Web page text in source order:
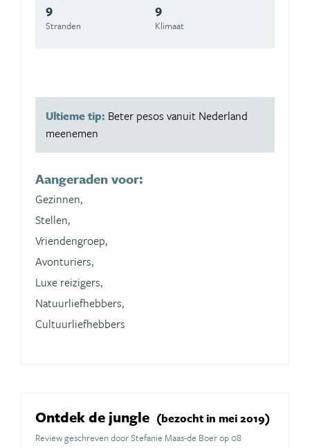
9
Stranden
9
Klimaat
Ultieme tip: Beter pesos vanuit Nederland
meenemen
Aangeraden voor:
Gezinnen,
Stellen,
Vriendengroep,
Avonturiers,
Luxe reizigers,
Natuurliefhebbers,
Cultuurliefhebbers
Ontdek de jungle (bezocht in mei 2019)
Review geschreven door Stefanie Maas-de Boer op 08